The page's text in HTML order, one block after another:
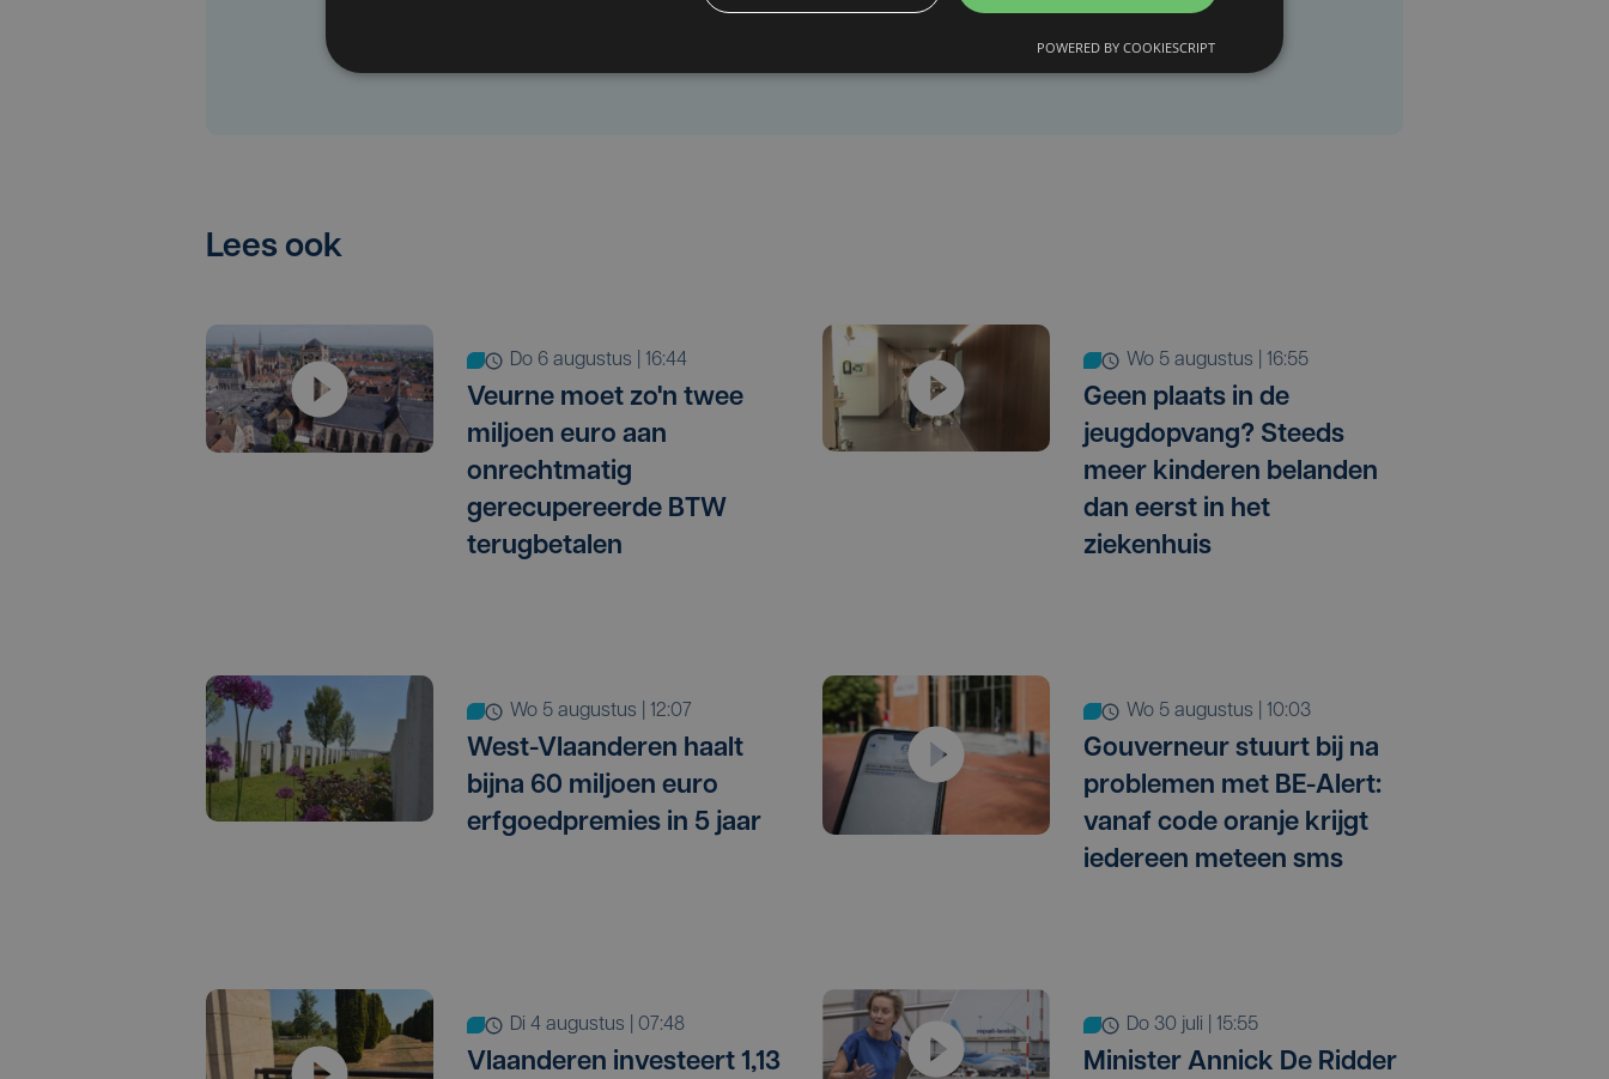
Lees ook
do 6 augustus | 16:44
Veurne moet zo'n twee
miljoen euro aan
onrechtmatig
gerecupereerde BTW
terugbetalen
wo 5 augustus | 16:55
Geen plaats in de
jeugdopvang? Steeds
meer kinderen belanden
dan eerst in het
ziekenhuis
wo 5 augustus | 12:07
West-Vlaanderen haalt
bijna 60 miljoen euro
erfgoedpremies in 5 jaar
wo 5 augustus | 10:03
Gouverneur stuurt bij na
problemen met BE-Alert:
vanaf code oranje krijgt
iedereen meteen sms
di 4 augustus | 07:48
Vlaanderen investeert 1,13
do 30 juli | 15:55
Minister Annick De Ridder
POWERED BY COOKIESCRIPT